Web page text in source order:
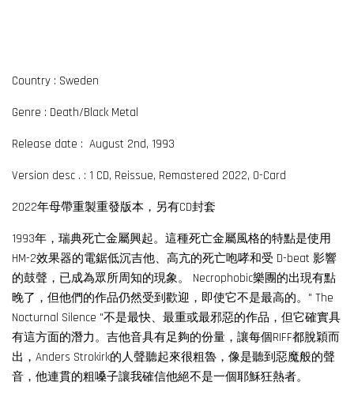
Country : Sweden
Genre : Death/Black Metal
Release date : August 2nd, 1993
Version desc . : 1 CD, Reissue, Remastered 2022, O-Card
2022年母帶重製重發版本，另有CD封套
1993年，瑞典死亡金屬興起。這種死亡金屬風格的特點是使用
HM-2效果器的電鋸低沉吉他、高亢的死亡咆哮和受 D-beat 影響
的鼓聲，已成為眾所周知的現象。 Necrophobic樂團的出現有點
晚了，但他們的作品仍然受到歡迎，即使它不是最高的。" The
Nocturnal Silence "不是最快、最重或最邪惡的作品，但它確實具
有這方面的潛力。吉他音具有足夠的份量，讓每個RIFF都脫穎而
出，Anders Strokirk的人聲聽起來很粗魯，像是聽到惡魔般的聲
音，他連貫的粗嗓子讓我確信他絕不是一個耶穌狂熱者。